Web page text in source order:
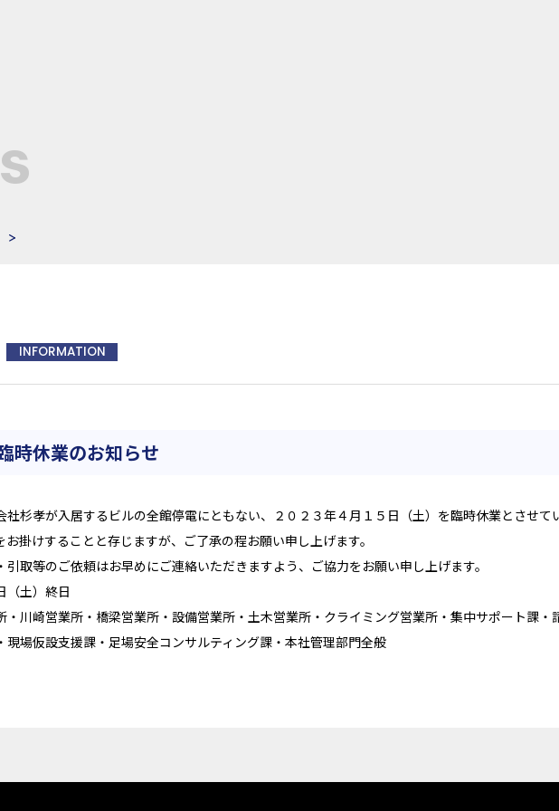
INFORMATION
時休業のお知らせ
社杉孝が入居するビルの全館停電にともない、２０２３年４月１５日（土）を臨時休業とさせて
掛けすることと存じますが、ご了承の程お願い申し上げます。
取等のご依頼はお早めにご連絡いただきますよう、ご協力をお願い申し上げます。
（土）終日
・川崎営業所・橋梁営業所・設備営業所・土木営業所・クライミング営業所・集中サポート課
現場仮設支援課・足場安全コンサルティング課・本社管理部門全般